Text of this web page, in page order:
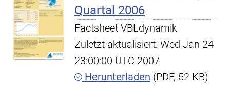
Quartal 2006
Factsheet VBLdynamik
Zuletzt aktualisiert: Wed Jan 24
23:00:00 UTC 2007
Herunterladen (PDF, 52 KB)